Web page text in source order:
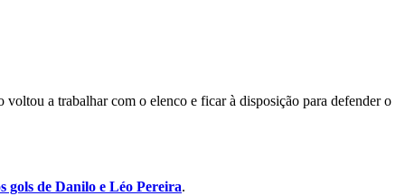
a trabalhar com o elenco e ficar à disposição para defender o
gols de Danilo e Léo Pereira.